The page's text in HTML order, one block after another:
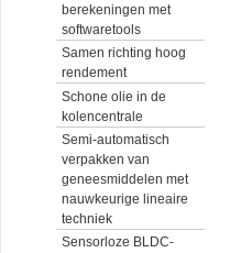
berekeningen met
softwaretools
Samen richting hoog
rendement
Schone olie in de
kolencentrale
Semi-automatisch
verpakken van
geneesmiddelen met
nauwkeurige lineaire
techniek
Sensorloze BLDC-